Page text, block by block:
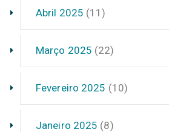
Abril 2025 (11)
Março 2025 (22)
Fevereiro 2025 (10)
Janeiro 2025 (8)